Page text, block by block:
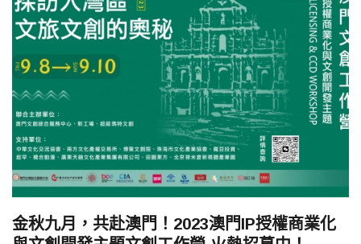
金秋九月，共赴澳門！2023澳門IP授權商業化